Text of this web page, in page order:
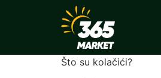
Što su kolačići?